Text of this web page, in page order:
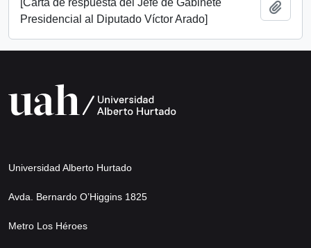
[Carta de respuesta del Jefe de Gabinete
Presidencial al Diputado Víctor Arado]
Universidad Alberto Hurtado
Avda. Bernardo O’Higgins 1825
Metro Los Héroes